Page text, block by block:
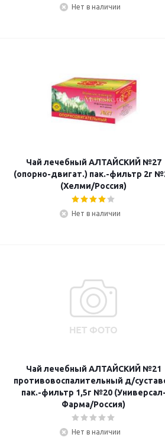
Нет в наличии
Чай лечебный АЛТАЙСКИЙ №27
(опорно-двигат.) пак.-фильтр 2г
(Хелми/Россия)
Нет в наличии
Чай лечебный АЛТАЙСКИЙ №21
противовоспалительный д/
пак.-фильтр 1,5г №20 (Универсал-
Фарма/Россия)
Нет в наличии